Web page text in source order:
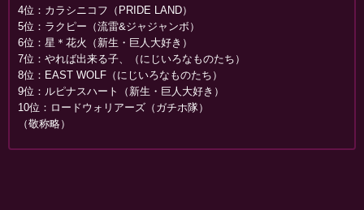
4位：カラシニコフ（PRIDE LAND）
5位：ラクピー（流雷&ジャジャンボ）
6位：星＊花火（新生・巨人大好き）
7位：やれば出来る子、（にじいろなものたち）
8位：EAST WOLF（にじいろなものたち）
9位：ルピナスハート（新生・巨人大好き）
10位：ロードウォリアーズ（ガチホ隊）
（敬称略）